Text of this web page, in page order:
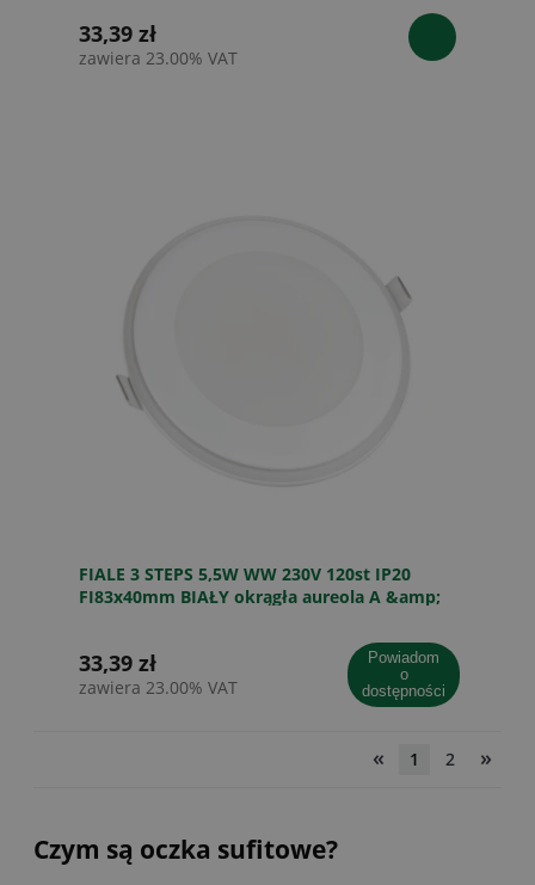
33,39 zł
zawiera 23.00% VAT
FIALE 3 STEPS 5,5W WW 230V 120st IP20
FI83x40mm BIAŁY okrągła aureola A &amp;
33,39 zł
zawiera 23.00% VAT
powiadom
o
dostępności
« 1 2 »
Czym są oczka sufitowe?